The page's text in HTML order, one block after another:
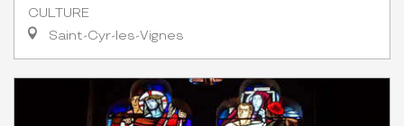
CULTURE
Saint-Cyr-les-Vignes